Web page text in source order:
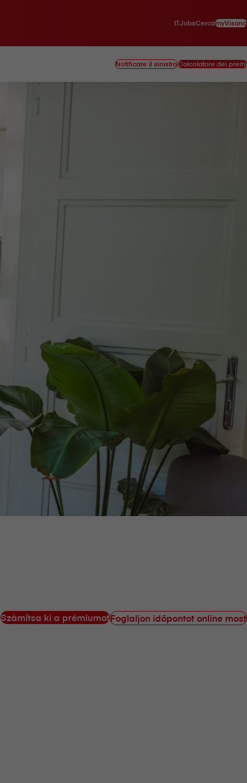
ITJobsCercamyVisana
Notificare il sinistroCalcolatore dei premi
Számítsa ki a prémiumotFoglaljon időpontot online most